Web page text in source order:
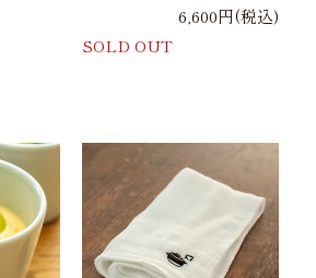
6,600円(税込)
SOLD OUT